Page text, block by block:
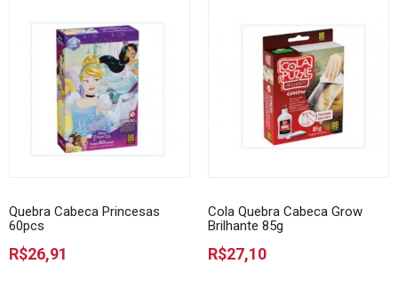
Quebra Cabeca Princesas
60pcs
R$26,91
Cola Quebra Cabeca Grow
Brilhante 85g
R$27,10